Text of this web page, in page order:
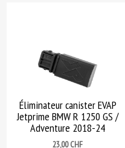
Éliminateur canister EVAP
Jetprime BMW R 1250 GS /
Adventure 2018-24
Prix
23,00 CHF